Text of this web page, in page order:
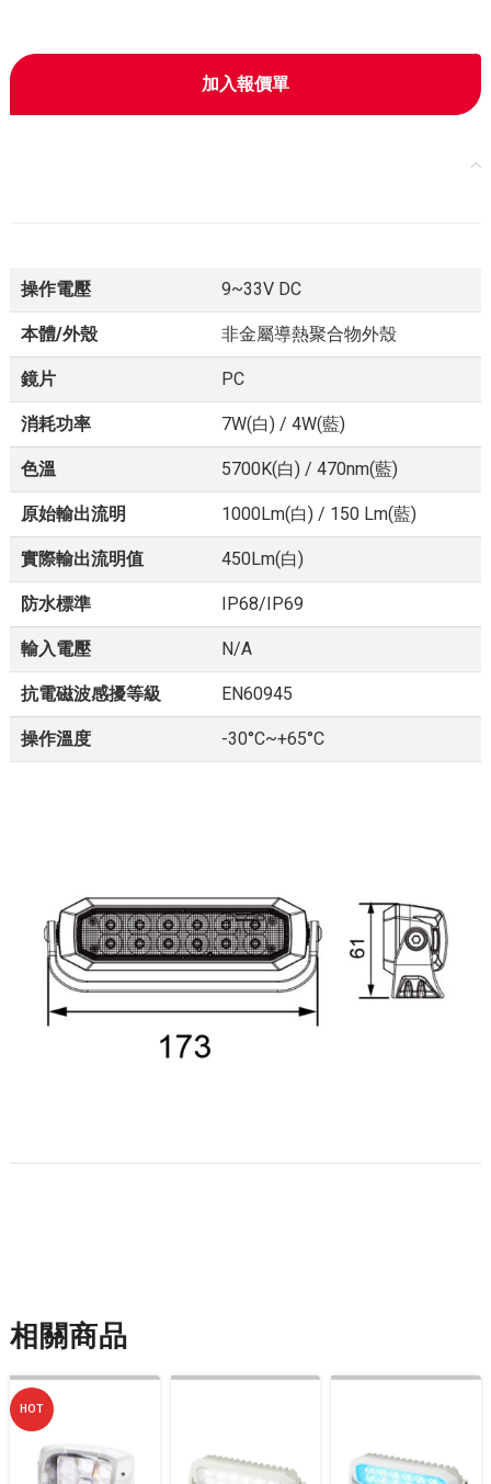
加入報價單
操作電壓 9~33V DC
本體/外殼 非金屬導熱聚合物外殼
鏡片 PC
消耗功率 7W(白) / 4W(藍)
色溫 5700K(白) / 470nm(藍)
原始輸出流明 1000Lm(白) / 150 Lm(藍)
實際輸出流明值 450Lm(白)
防水標準 IP68/IP69
輸入電壓 N/A
抗電磁波感擾等級 EN60945
操作溫度 -30°C~+65°C
相關商品
HOT